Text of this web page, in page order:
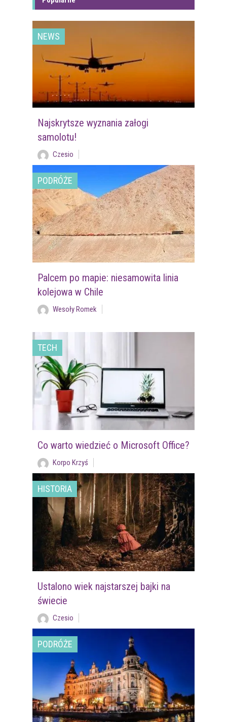
NEWS
Najskrytsze wyznania załogi
samolotu!
Czesio
PODRÓŻE
Palcem po mapie: niesamowita linia
kolejowa w Chile
Wesoły Romek
TECH
Co warto wiedzieć o Microsoft Office?
Korpo Krzyś
HISTORIA
Ustalono wiek najstarszej bajki na
świecie
Czesio
PODRÓŻE